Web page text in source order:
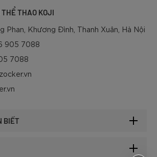
THỂ THAO KOJI
Phan, Khương Đình, Thanh Xuân, Hà Nội
905 7088
7088
BIẾT